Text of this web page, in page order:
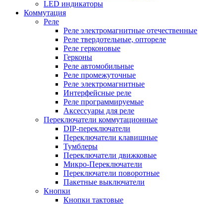
LED индикаторы
Коммутация
Реле
Реле электромагнитные отечественные
Реле твердотельные, оптореле
Реле герконовые
Герконы
Реле автомобильные
Реле промежуточные
Реле электромагнитные
Интерфейсные реле
Реле программируемые
Аксессуары для реле
Переключатели коммутационные
DIP-переключатели
Переключатели клавишные
Тумблеры
Переключатели движковые
Микро-Переключатели
Переключатели поворотные
Пакетные выключатели
Кнопки
Кнопки тактовые